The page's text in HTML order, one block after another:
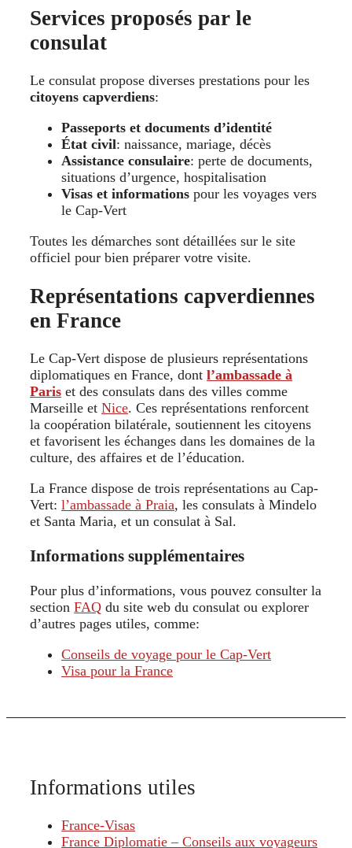
Services proposés par le
consulat
Le consulat propose diverses prestations pour les
citoyens capverdiens:
Passeports et documents d’identité
État civil: naissance, mariage, décès
Assistance consulaire: perte de documents,
situations d’urgence, hospitalisation
Visas et informations pour les voyages vers
le Cap-Vert
Toutes les démarches sont détaillées sur le site
officiel pour bien préparer votre visite.
Représentations capverdiennes
en France
Le Cap-Vert dispose de plusieurs représentations
diplomatiques en France, dont l’ambassade à
Paris et des consulats dans des villes comme
Marseille et Nice. Ces représentations renforcent
la coopération bilatérale, soutiennent les citoyens
et favorisent les échanges dans les domaines de la
culture, des affaires et de l’éducation.
La France dispose de trois représentations au Cap-
Vert: l’ambassade à Praia, les consulats à Mindelo
et Santa Maria, et un consulat à Sal.
Informations supplémentaires
Pour plus d’informations, vous pouvez consulter la
section FAQ du site web du consulat ou explorer
d’autres pages utiles, comme:
Conseils de voyage pour le Cap-Vert
Visa pour la France
Informations utiles
France-Visas
France Diplomatie – Conseils aux voyageurs